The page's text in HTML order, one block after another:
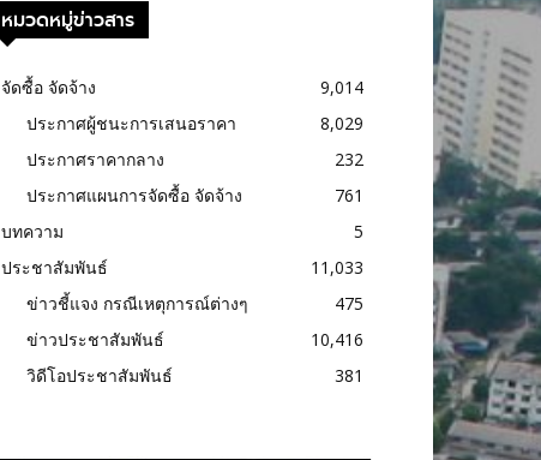
หมวดหมู่ข่าวสาร
จัดซื้อ จัดจ้าง
9,014
ประกาศผู้ชนะการเสนอราคา
8,029
ประกาศราคากลาง
232
ประกาศแผนการจัดซื้อ จัดจ้าง
761
บทความ
5
ประชาสัมพันธ์
11,033
ข่าวชี้แจง กรณีเหตุการณ์ต่างๆ
475
ข่าวประชาสัมพันธ์
10,416
วิดีโอประชาสัมพันธ์
381